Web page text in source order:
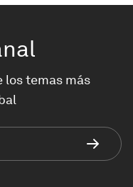
los temas más